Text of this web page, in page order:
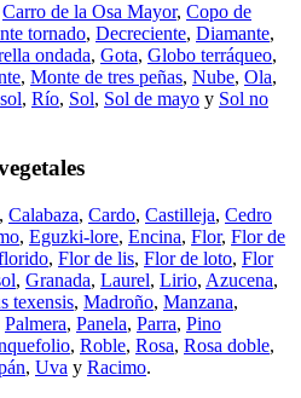
Carro de la Osa Mayor, Copo de
tornado, Decreciente, Diamante,
ondada, Gota, Globo terráqueo,
, Monte de tres peñas, Nube, Ola,
, Río, Sol, Sol de mayo y Sol no
, Calabaza, Cardo, Castilleja, Cedro
, Eguzki-lore, Encina, Flor, Flor de
, Flor de lis, Flor de loto, Flor
, Granada, Laurel, Lirio, Azucena,
texensis, Madroño, Manzana,
Palmera, Panela, Parra, Pino
, Roble, Rosa, Rosa doble,
, Uva y Racimo.